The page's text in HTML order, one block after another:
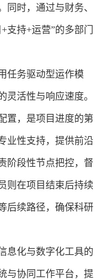
同时，通过与财务、
支持+运营”的多部门
任务驱动型运作模
灵活性与响应速度。
置，是项目进度的第
业性支持，提供前沿
阶段性节点把控，督
则在项目结束后持续
后续路径，确保科研
息化与数字化工具的
与协同工作平台，提